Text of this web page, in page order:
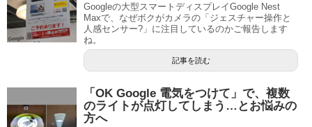
Googleの大型スマートディスプレイGoogle Nest
Maxで、なぜボクがカメラの「ジェスチャー操作と
人感センサー?」に注目しているのかご報告します
ね。
記事を読む
「OK Google 電気をつけて」で、複数
のライトが点灯してしまう…とお悩みの
方へ